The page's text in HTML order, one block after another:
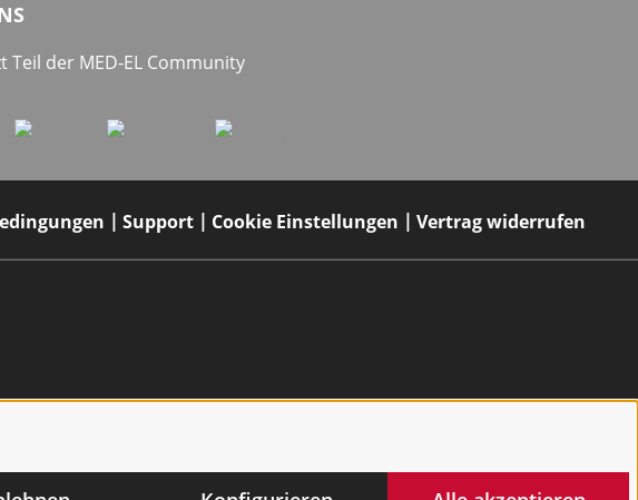
Teil der MED-EL Community
Support Cookie Einstellungen Vertrag widerrufen